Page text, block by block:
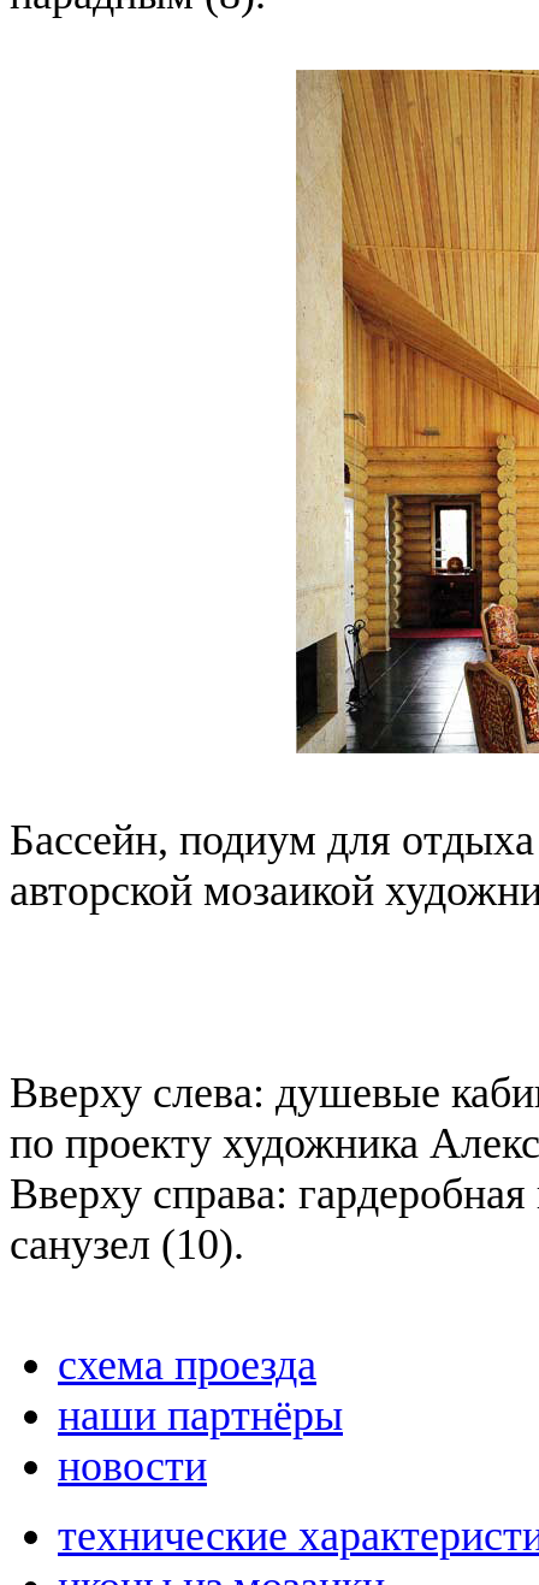
Бассейн, подиум для
авторской мозаикой
Вверху слева: душевые
по проекту художника
Вверху справа:
санузел (10).
схема проезда
наши партнёры
новости
технические